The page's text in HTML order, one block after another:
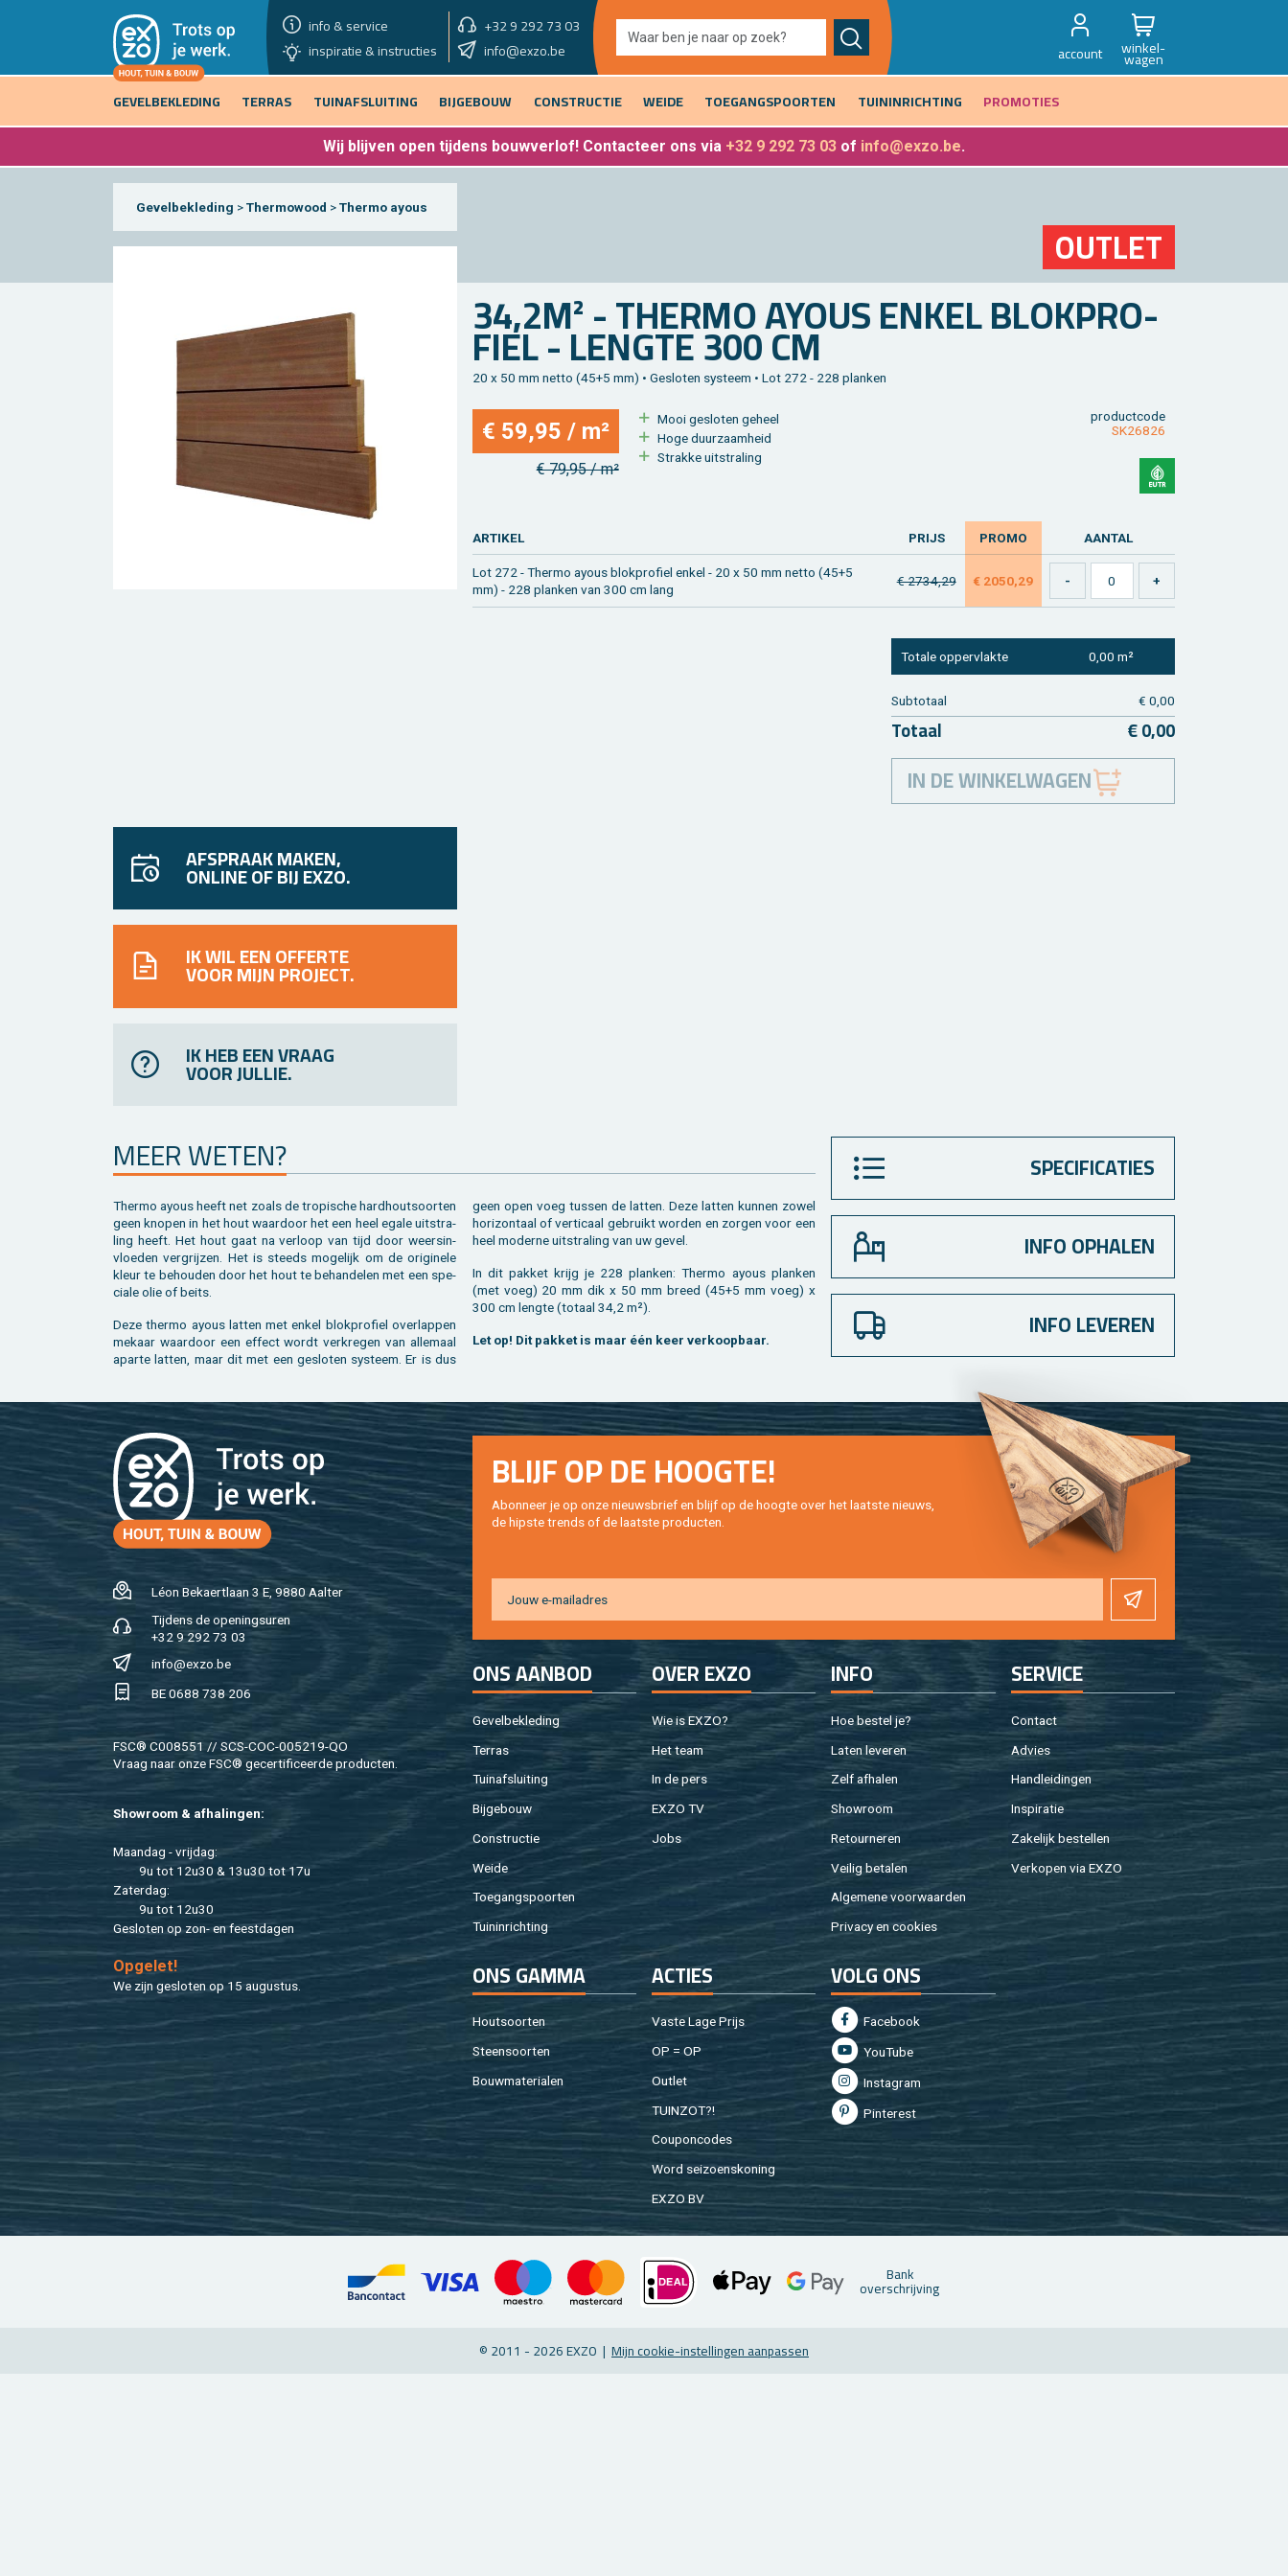
info & service +32 9 292 73 03
showroom morgen
inspiratie & instructies
info@exzo.be 9u - 12u30 & 13u30 - 17u account winkel-
wagen
GEVELBEKLEDING
TERRAS TUINAFSLUITING BIJGEBOUW CONSTRUCTIE WEIDE TOEGANGSPOORTEN TUININRICHTING PROMOTIES
Wij blijven open tijdens bouwverlof! Contacteer ons via +32 9 292 73 03 of info@exzo.be.
OUT­LET
Gevelbekleding >Thermowood >Thermo ayous
34,2M² - THER­MO AYOUS ENKEL BLOK­PRO­
FIEL - LENG­TE 300 CM
20 x 50 mm netto (45+5 mm) • Ge­slo­ten sys­teem • Lot 272 - 228 plan­ken
€ 59,95 / m²
€ 79,95 / m²
Mooi ge­slo­ten ge­heel
Hoge duur­zaam­heid
Strak­ke uit­stra­ling
product­code
SK26826
AR­TI­KEL PRIJS PROMO AAN­TAL
Lot 272 - Ther­mo ayous blok­pro­fiel enkel - 20 x 50 mm netto (45+5
mm) - 228 plan­ken van 300 cm lang
€ 2734,29 € 2050,29
To­ta­le op­per­vlak­te 0,00 m²
Sub­to­taal € 0,00
To­taal € 0,00
IN DE WINKELWAGEN
AFSPRAAK MAKEN,
ONLINE OF BIJ EXZO.
IK WIL EEN OFFERTE
VOOR MIJN PROJECT.
IK HEB EEN VRAAG
VOOR JULLIE.
MEER WETEN?
Ther­mo ayous heeft net zoals de tro­pi­sche hard­hout­soor­ten
geen kno­pen in het hout waar­door het een heel egale uit­stra­
ling heeft. Het hout gaat na ver­loop van tijd door weers­in­
vloe­den ver­grij­zen. Het is steeds mo­ge­lijk om de ori­gi­ne­le
kleur te be­hou­den door het hout te be­han­de­len met een spe­
ci­a­le olie of beits.
Deze ther­mo ayous lat­ten met enkel blok­pro­fiel over­lap­pen
me­kaar waar­door een ef­fect wordt ver­kre­gen van al­le­maal
apar­te lat­ten, maar dit met een ge­slo­ten sys­teem. Er is dus
geen open voeg tus­sen de lat­ten. Deze lat­ten kun­nen zowel
ho­ri­zon­taal of ver­ti­caal ge­bruikt wor­den en zor­gen voor een
heel mo­der­ne uit­stra­ling van uw gevel.
In dit pak­ket krijg je 228 plan­ken: Ther­mo ayous plan­ken
(met voeg) 20 mm dik x 50 mm breed (45+5 mm voeg) x
300 cm leng­te (to­taal 34,2 m²).
Let op! Dit pak­ket is maar één keer ver­koop­baar.
SPECIFICATIES
INFO OPHALEN
INFO LEVEREN
Léon Be­kaert­laan 3 E, 9880 Aal­ter
Tij­dens de ope­nings­uren
+32 9 292 73 03
info@​exzo.​be
BE 0688 738 206
FSC® C008551 // SCS-COC-005219-QO
Vraag naar onze FSC® ge­cer­ti­fi­ceer­de pro­duc­ten.
Show­room & af­ha­lin­gen:
Maan­dag - vrij­dag:
9u tot 12u30 & 13u30 tot 17u
Za­ter­dag:
9u tot 12u30
Ge­slo­ten op zon- en feest­da­gen
Op­ge­let!
We zijn ge­slo­ten op 15 au­gus­tus.
BLIJF OP DE HOOG­TE!
Abon­neer je op onze nieuws­brief en blijf op de hoog­te over het laat­ste nieuws,
de hip­s­te trends of de laat­ste pro­duc­ten.
ONS AAN­BOD
Ge­vel­be­kle­ding
Ter­ras
Tuin­af­slui­ting
Bij­ge­bouw
Con­struc­tie
Weide
Toe­gangs­poor­ten
Tuin­in­rich­ting
OVER EXZO
Wie is EXZO?
Het team
In de pers
EXZO TV
Jobs
INFO
Hoe be­stel je?
Laten le­ve­ren
Zelf af­ha­len
Show­room
Re­tour­ne­ren
Vei­lig be­ta­len
Al­ge­me­ne voor­waar­den
Pri­va­cy en coo­kies
SER­VI­CE
Con­tact
Ad­vies
Hand­lei­din­gen
In­spi­ra­tie
Za­ke­lijk be­stel­len
Ver­ko­pen via EXZO
ONS GAMMA
Hout­soor­ten
Steen­soor­ten
Bouw­ma­te­ri­a­len
AC­TIES
Vaste Lage Prijs
OP = OP
Out­let
TUIN­ZOT?!
Cou­pon­co­des
Word sei­zoens­ko­ning
EXZO BV
VOLG ONS
Fa­cebook
You­Tu­be
In­st­agram
Pin­te­rest
Bank
over­schrij­ving
© 2011 - 2026 EXZO | Mijn coo­kie-in­stel­lin­gen aan­pas­sen